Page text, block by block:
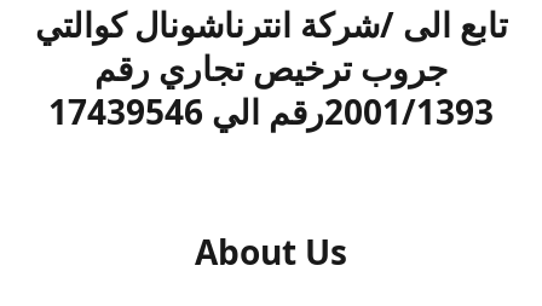
تابع الى /شركة انترناشونال كوالتي
جروب ترخيص تجاري رقم
2001/1393رقم الي 17439546
About Us